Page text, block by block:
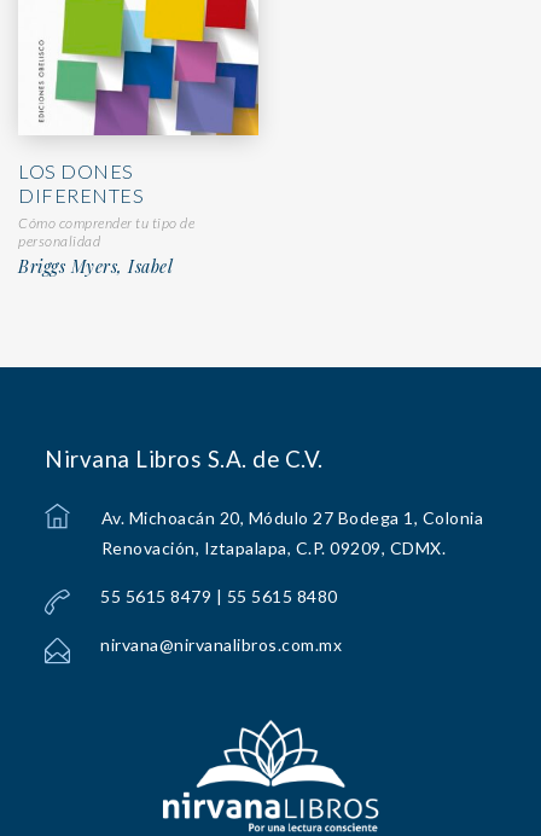
LOS DONES
DIFERENTES
Cómo comprender tu tipo de
personalidad
Briggs Myers, Isabel
Nirvana Libros S.A. de C.V.
Av. Michoacán 20, Módulo 27 Bodega 1, Colonia
Renovación, Iztapalapa, C.P. 09209, CDMX.
55 5615 8479 | 55 5615 8480
nirvana@nirvanalibros.com.mx